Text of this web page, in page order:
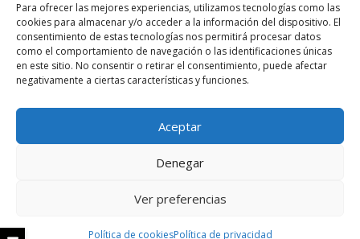
Para ofrecer las mejores experiencias, utilizamos tecnologías como las
cookies para almacenar y/o acceder a la información del dispositivo. El
consentimiento de estas tecnologías nos permitirá procesar datos
como el comportamiento de navegación o las identificaciones únicas
en este sitio. No consentir o retirar el consentimiento, puede afectar
negativamente a ciertas características y funciones.
Aceptar
Denegar
Ver preferencias
Política de cookiesPolítica de privacidad
SÍGUENOS
Los derechos están reservados. 2026